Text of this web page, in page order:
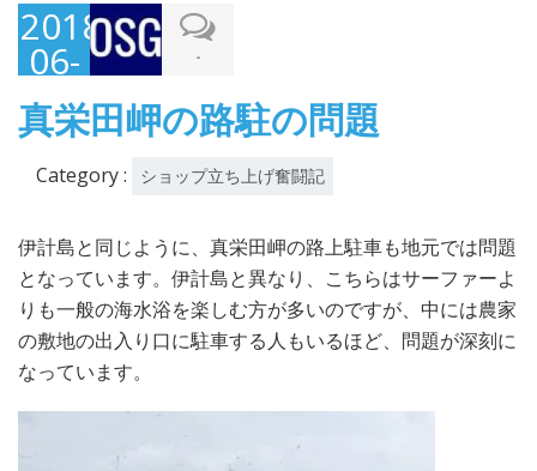
2018-
06-
29
-
真栄田岬の路駐の問題
Category : ショップ立ち上げ奮闘記
伊計島と同じように、真栄田岬の路上駐車も地元では問題
となっています。伊計島と異なり、こちらはサーファーよ
りも一般の海水浴を楽しむ方が多いのですが、中には農家
の敷地の出入り口に駐車する人もいるほど、問題が深刻に
なっています。